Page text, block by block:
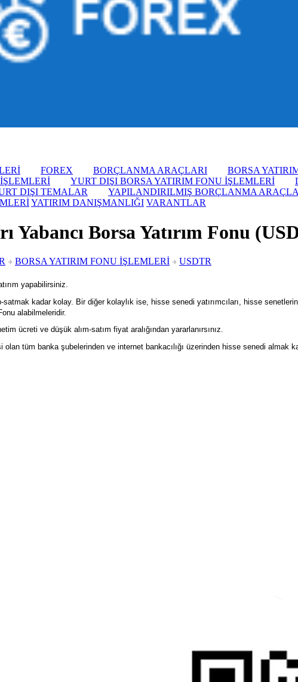
FOREX BORÇLANMA ARAÇLARI BORSA
YURT DIŞI BORSA YATIRIM FONU İŞLEMLERİ
DIŞI TEMALAR YAPILANDIRILMIŞ BORÇLANMA
YATIRIM DANIŞMANLIĞI VARANTLAR
Borsa Yatırım Fonu
BORSA YATIRIM FONU İŞLEMLERİ USDTR
yapabilirsiniz.
kadar kolay. Bir diğer kolaylık ise, hisse senedi yatırımcıları, hisse
alabilmeleridir.
ücreti ve düşük alım-satım fiyat aralığından yararlanırsınız.
tüm banka şubelerinden ve internet bankacılığı üzerinden hisse senedi almak